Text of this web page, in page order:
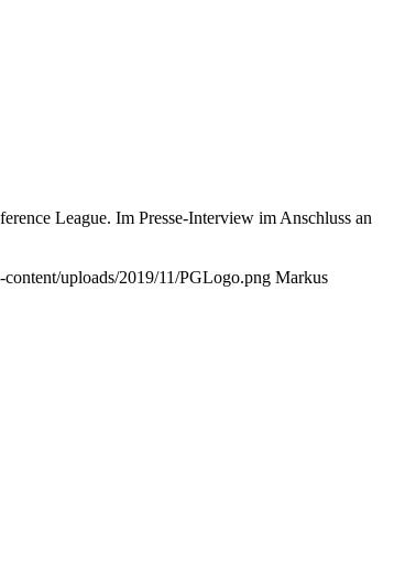
League. Im Presse-Interview im Anschluss an
uploads/2019/11/PGLogo.png Markus